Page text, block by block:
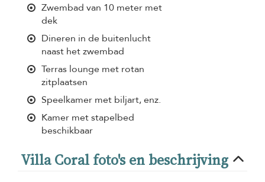
Zwembad van 10 meter met
dek
Dineren in de buitenlucht
naast het zwembad
Terras lounge met rotan
zitplaatsen
Speelkamer met biljart, enz.
Kamer met stapelbed
beschikbaar
Villa Coral foto's en beschrijving